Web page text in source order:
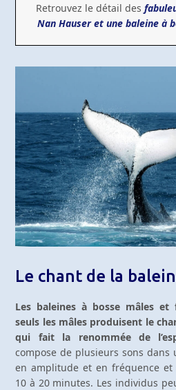
Retrouvez le détail des
Nan Hauser et une baleine à
Le chant de la
Les baleines à bosse mâles et
seuls les mâles produisent le
qui fait la renommée de
compose de plusieurs sons
en amplitude et en fréquence
10 à 20 minutes. Les individus